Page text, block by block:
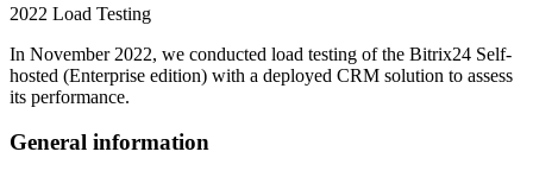
2022 Load Testing
In November 2022, we conducted load testing of the Bitrix24 Self-
hosted (Enterprise edition) with a deployed CRM solution to assess
its performance.
General information